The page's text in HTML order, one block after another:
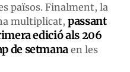
països. Finalment, la
multiplicat, passant
edició als 206
de setmana en les